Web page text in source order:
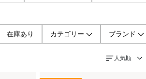
在庫あり カテゴリー ブランド
人気順